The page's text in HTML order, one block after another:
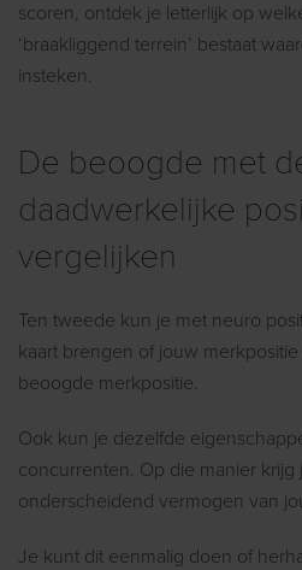
scoren, ontdek je letterlijk op
‘braakliggend terrein’ bestaat
insteken.
De beoogde met
daadwerkelijke
vergelijken
Ten tweede kun je met neuro
kaart brengen of jouw
beoogde merkpositie.
Ook kun je dezelfde
concurrenten. Op die manier krijg
onderscheidend vermogen van
Je kunt dit eenmalig doen of